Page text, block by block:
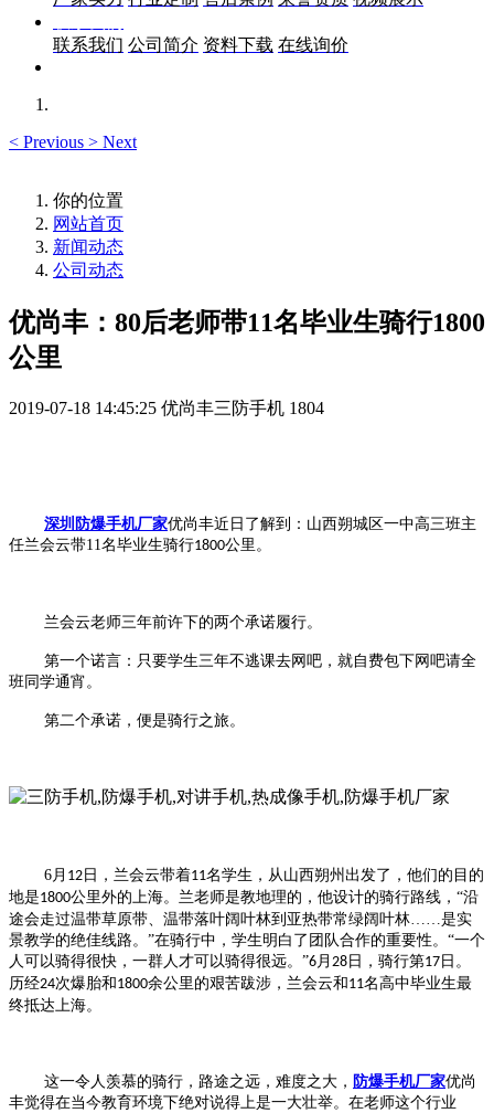
联系我们 公司简介 资料下载 在线询价
< Previous > Next
你的位置
网站首页
新闻动态
公司动态
优尚丰：80后老师带11名毕业生骑行1800
公里
2019-07-18 14:45:25 优尚丰三防手机 1804
深圳防爆手机厂家优尚丰近日了解到：山西朔城区一中高三班主
任兰会云带11 名毕业生骑行1800公里。
兰会云老师三年前许下的两个承诺履行。
第一个诺言：只要学生三年不逃课去网吧，就自费包下网吧请全
班同学通宵。
第二个承诺，便是骑行之旅。
6 月 12 日，兰会云带着11名学生，从山西朔州出发了，他们的目的
地是1800公里外的上海。兰老师是教地理的，他设计的骑行路线，“沿
途会走过温带草原带、温带落叶阔叶林到亚热带常绿阔叶林……是实
景教学的绝佳线路。”在骑行中，学生明白了团队合作的重要性。“一个
人可以骑得很快，一群人才可以骑得很远。”6 月 28 日，骑行第17 日。
历经24次爆胎和 1800余公里的艰苦跋涉，兰会云和 11名高中毕业生最
终抵达上海。
这一令人羡慕的骑行，路途之远，难度之大， 防爆手机厂家优尚
丰觉得在当今教育环境下绝对说得上是一大壮举。在老师这个行业